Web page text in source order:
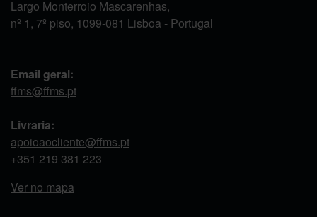
Largo Monterroio Mascarenhas,
nº 1, 7º piso, 1099-081 Lisboa - Portugal
Email geral:
ffms@ffms.pt
Livraria:
apoioaocliente@ffms.pt
+351 219 381 223
Ver no mapa